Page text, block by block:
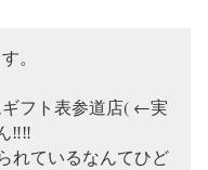
。
フト表参道店( ←実
‼️‼️
れているなんてひど